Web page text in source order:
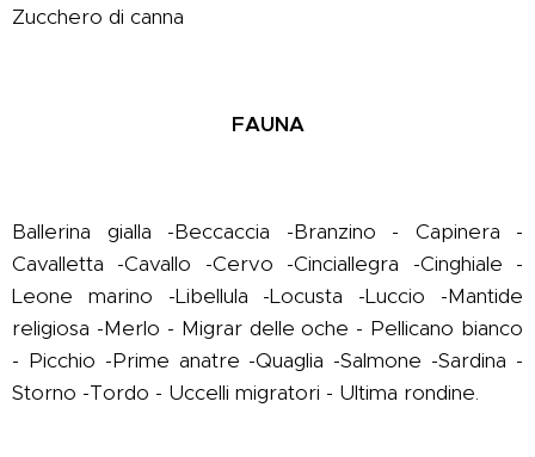
Zucchero di canna
FAUNA
Ballerina gialla -Beccaccia -Branzino - Capinera -
Cavalletta -Cavallo -Cervo -Cinciallegra -Cinghiale -
Leone marino -Libellula -Locusta -Luccio -Mantide
religiosa -Merlo - Migrar delle oche - Pellicano bianco
- Picchio -Prime anatre -Quaglia -Salmone -Sardina -
Storno -Tordo - Uccelli migratori - Ultima rondine.